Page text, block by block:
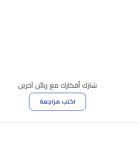
شارك أفكارك مع زبائن آخرين
اكتب مراجعة